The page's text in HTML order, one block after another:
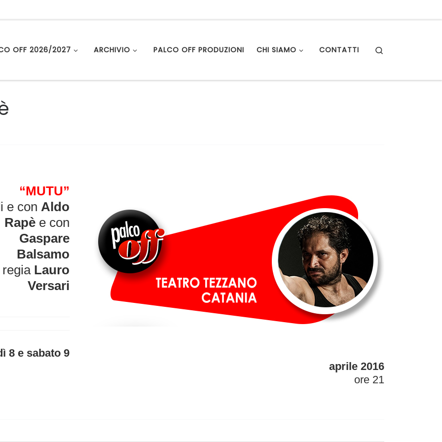
OFF 2026/2027 ARCHIVIO PALCO OFF PRODUZIONI CHI SIAMO CONTATTI
“MUTU”
e con Aldo
Rapèe con
Gaspare
Balsamo
regia Lauro
Versari
8 e sabato 9
aprile 2016
ore 21